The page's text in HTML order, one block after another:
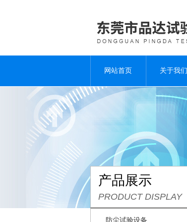
网站首页 关于我们
产品展示
PRODUCT DISPLAY
防尘试验设备